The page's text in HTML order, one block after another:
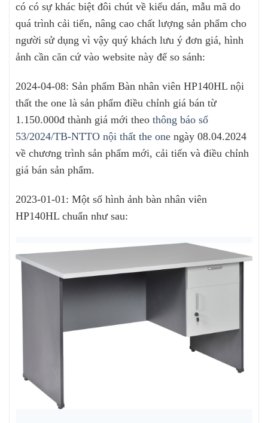
có có sự khác biệt đôi chút về kiểu dán, mẫu mã do
quá trình cải tiến, nâng cao chất lượng sản phẩm cho
người sử dụng vì vậy quý khách lưu ý đơn giá, hình
ảnh cần căn cứ vào website này để so sánh:
2024-04-08: Sản phẩm Bàn nhân viên HP140HL nội
thất the one là sản phẩm điều chỉnh giá bán từ
1.150.000đ thành giá mới theo thông báo số
53/2024/TB-NTTO nội thất the one ngày 08.04.2024
về chương trình sản phẩm mới, cải tiến và điều chỉnh
giá bán sản phẩm.
2023-01-01: Một số hình ảnh bàn nhân viên
HP140HL chuẩn như sau: